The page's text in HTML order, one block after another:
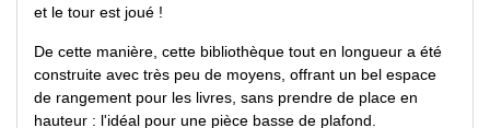
et le tour est joué !
De cette manière, cette bibliothèque tout en longueur a été
construite avec très peu de moyens, offrant un bel espace
de rangement pour les livres, sans prendre de place en
hauteur : l'idéal pour une pièce basse de plafond.